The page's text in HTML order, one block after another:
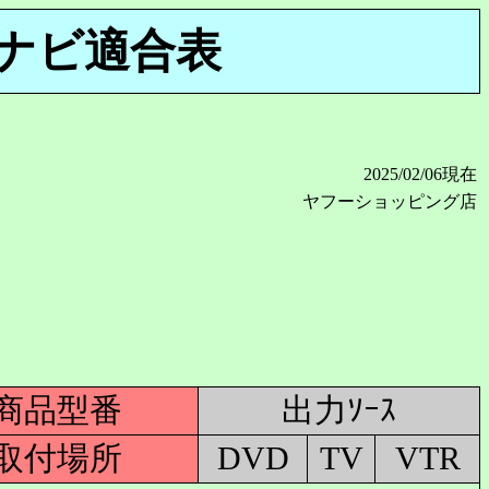
ビ適合表
2025/02/06現在
ヤフーショッピング店
品型番
出力ｿｰｽ
付場所
DVD TV
VTR